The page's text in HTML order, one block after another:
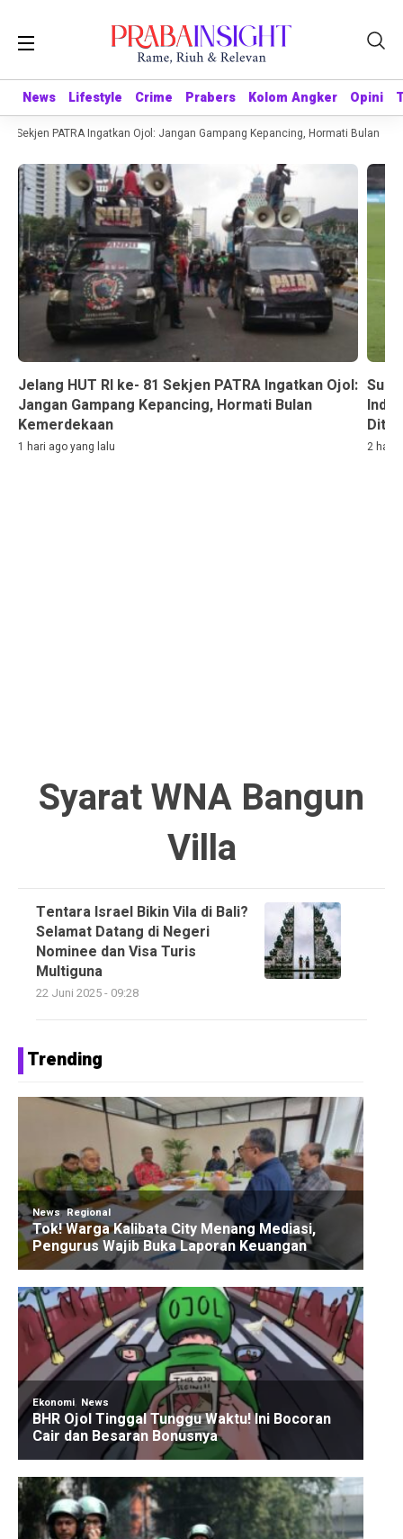
News Lifestyle Crime Prabers Kolom Angker Opini
News Lifestyle Crime Prabers Kolom Angker Opini
Sekjen PATRA Ingatkan Ojol: Jangan Gampang Kepancing, Hormati Bulan
Jelang HUT RI ke- 81 Sekjen PATRA Ingatkan Ojol:
Jangan Gampang Kepancing, Hormati Bulan
Kemerdekaan
1 hari ago yang lalu 2 hari
Syarat WNA Bangun
Villa
Tentara Israel Bikin Vila di Bali?
Selamat Datang di Negeri
Nominee dan Visa Turis
Multiguna
22 Juni 2025 - 09:28
Trending